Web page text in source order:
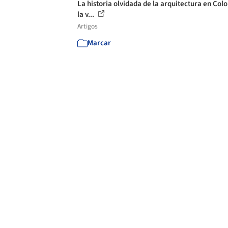
La historia olvidada de la arquitectura en
la v...
Artigos
Marcar